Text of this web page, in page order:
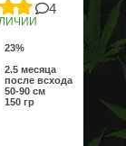
4
23%
2.5 месяца
после всхода
50-90 см
150 гр